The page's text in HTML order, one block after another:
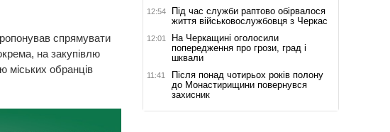
спрямувати
на закупівлю
міських обранців
12:54
Під час служби раптово обірвалося
життя військовослужбовця з Черкас
12:01
На Черкащині оголосили
попередження про грози, град і
шквали
11:41
Після понад чотирьох років полону
до Монастирищини повернувся
захисник